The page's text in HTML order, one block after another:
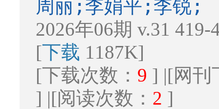
周丽;李娟平;李锐;
2026年06期 v.31
[下载 1187K]
[下载次数： 9 ] |[网刊
] |[阅读次数： 2 ]